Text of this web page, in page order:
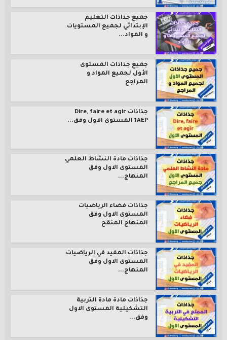
جميع جذاذات التعليم
الإبتدائي لجميع المستويات
و المواد...
جميع جذاذات المستوى
الأول لجميع المواد و
المراجع
جذاذات Dire, faire et agir
1AEP المستوى الاول وفق...
جذاذات مادة النشاط العلمي
المستوى الاول وفق
المنهاج...
جذاذات فضاء الرياضيات
المستوى الاول وفق
المنهاج المنقح
جذاذات المفيد في الرياضيات
المستوى الاول وفق
المنهاج...
جذاذات مادة مادة التربية
التشكيلية المستوى الاول
وفق...